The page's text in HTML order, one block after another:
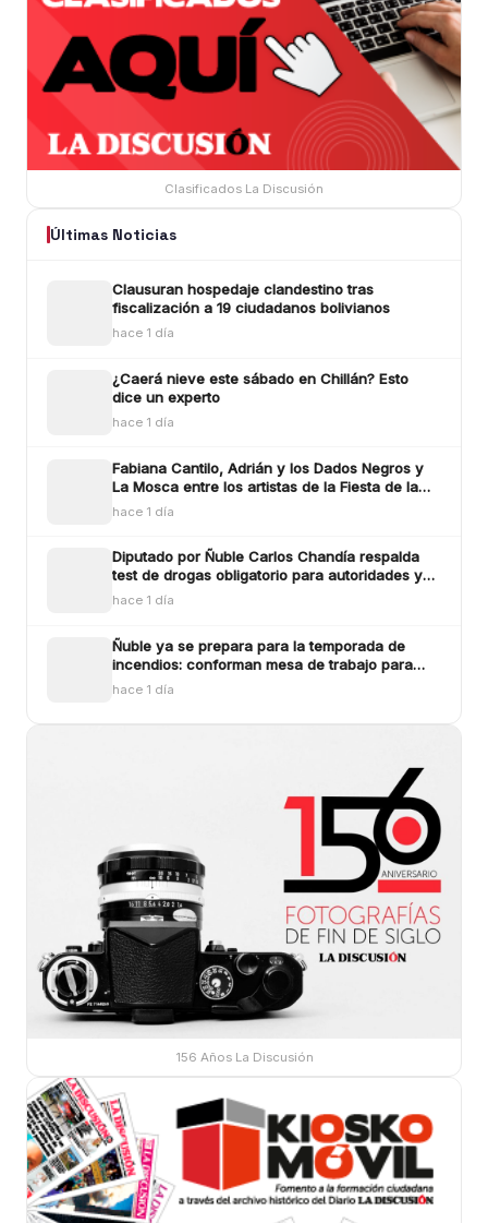
Clasificados La Discusión
Últimas Noticias
Clausuran hospedaje clandestino tras
fiscalización a 19 ciudadanos bolivianos
hace 1 día
¿Caerá nieve este sábado en Chillán? Esto
dice un experto
hace 1 día
Fabiana Cantilo, Adrián y los Dados Negros y
La Mosca entre los artistas de la Fiesta de la
Longaniza Chillán 2026
hace 1 día
Diputado por Ñuble Carlos Chandía respalda
test de drogas obligatorio para autoridades y
funcionarios públicos
hace 1 día
Ñuble ya se prepara para la temporada de
incendios: conforman mesa de trabajo para
enfrentar los siniestros
hace 1 día
156 Años La Discusión